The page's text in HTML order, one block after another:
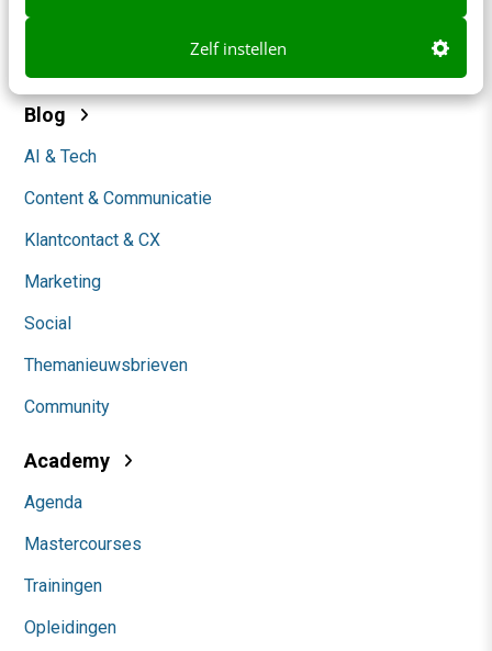
Zelf instellen
Werken bij
Blog
AI & Tech
Content & Communicatie
Klantcontact & CX
Marketing
Social
Themanieuwsbrieven
Community
Academy
Agenda
Mastercourses
Trainingen
Opleidingen